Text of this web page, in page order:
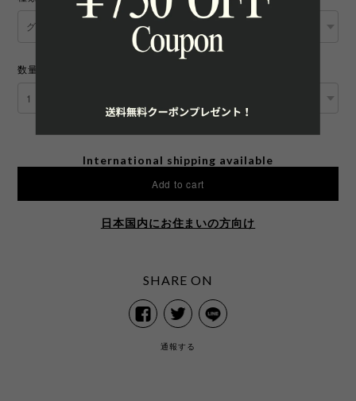
数量
International shipping available
Add to cart
日本国内にお住まいの方向け
SHARE ON
通報する